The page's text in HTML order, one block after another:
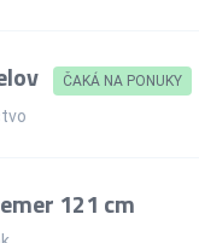
ČAKÁ NA PONUKY
121 cm